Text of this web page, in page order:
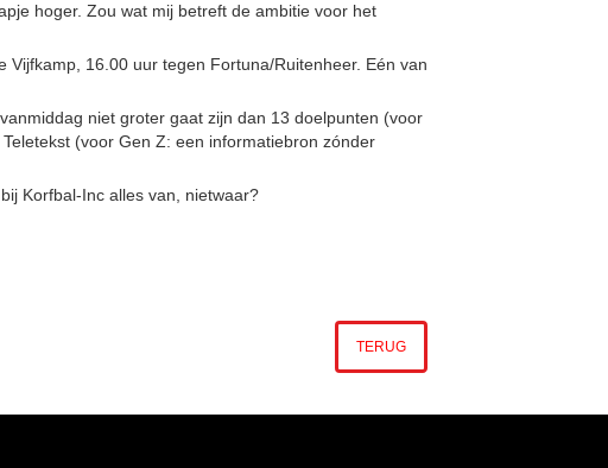
hoger. Zou wat mij betreft de ambitie voor het
16.00 uur tegen Fortuna/Ruitenheer. Eén van
niet groter gaat zijn dan 13 doelpunten (voor
(voor Gen Z: een informatiebron zónder
Korfbal-Inc alles van, nietwaar?
TERUG